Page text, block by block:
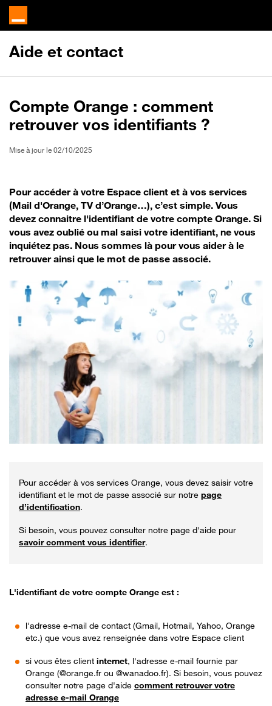
Aide et contact
Compte Orange : comment
retrouver vos identifiants ?
Mise à jour le 02/10/2025
Pour accéder à votre Espace client et à vos services
(Mail d'Orange, TV d’Orange…), c’est simple. Vous
devez connaitre l'identifiant de votre compte Orange. Si
vous avez oublié ou mal saisi votre identifiant, ne vous
inquiétez pas. Nous sommes là pour vous aider à le
retrouver ainsi que le mot de passe associé.
Pour accéder à vos services Orange, vous devez saisir votre
identifiant et le mot de passe associé sur notre page
d’identification.
Si besoin, vous pouvez consulter notre page d'aide pour
savoir comment vous identifier.
L'identifiant de votre compte Orange est :
l'adresse e-mail de contact (Gmail, Hotmail, Yahoo, Orange
etc.) que vous avez renseignée dans votre Espace client
si vous êtes client internet, l'adresse e-mail fournie par
Orange (@orange.fr ou @wanadoo.fr). Si besoin, vous pouvez
consulter notre page d'aide comment retrouver votre
adresse e-mail Orange